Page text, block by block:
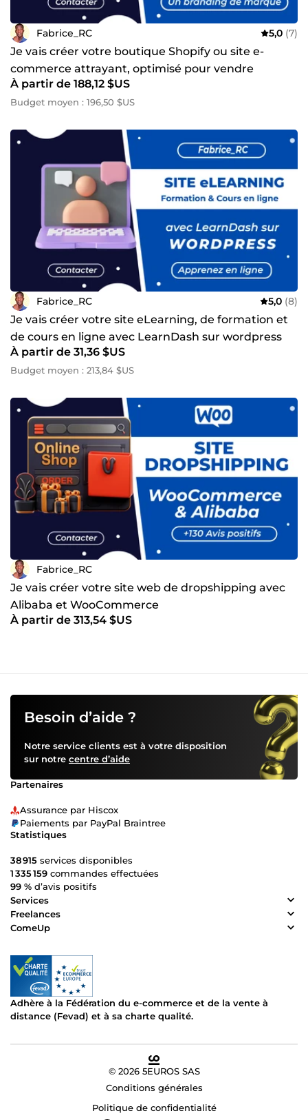
Fabrice_RC 5,0 (7)
Je vais créer votre boutique Shopify ou site e-
commerce attrayant, optimisé pour vendre
À partir de 188,12 $US
Budget moyen : 196,50 $US
Fabrice_RC 5,0 (8)
Je vais créer votre site eLearning, de formation et
de cours en ligne avec LearnDash sur wordpress
À partir de 31,36 $US
Budget moyen : 213,84 $US
Fabrice_RC
Je vais créer votre site web de dropshipping avec
Alibaba et WooCommerce
À partir de 313,54 $US
Besoin d’aide ?
Notre service clients est à votre disposition
sur notre centre d’aide
Partenaires
Assurance par Hiscox
Paiements par PayPal Braintree
Statistiques
38 915 services disponibles
1 335 159 commandes effectuées
99 % d’avis positifs
Services
Freelances
ComeUp
Adhère à la Fédération du e-commerce et de la vente à
distance (Fevad) et à sa charte qualité.
© 2026 5EUROS SAS
Conditions générales
Politique de confidentialité